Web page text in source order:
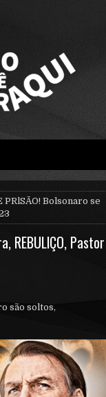
PRlSÃO! Bolsonaro se
REBULlÇO, Pastor
são soltos,